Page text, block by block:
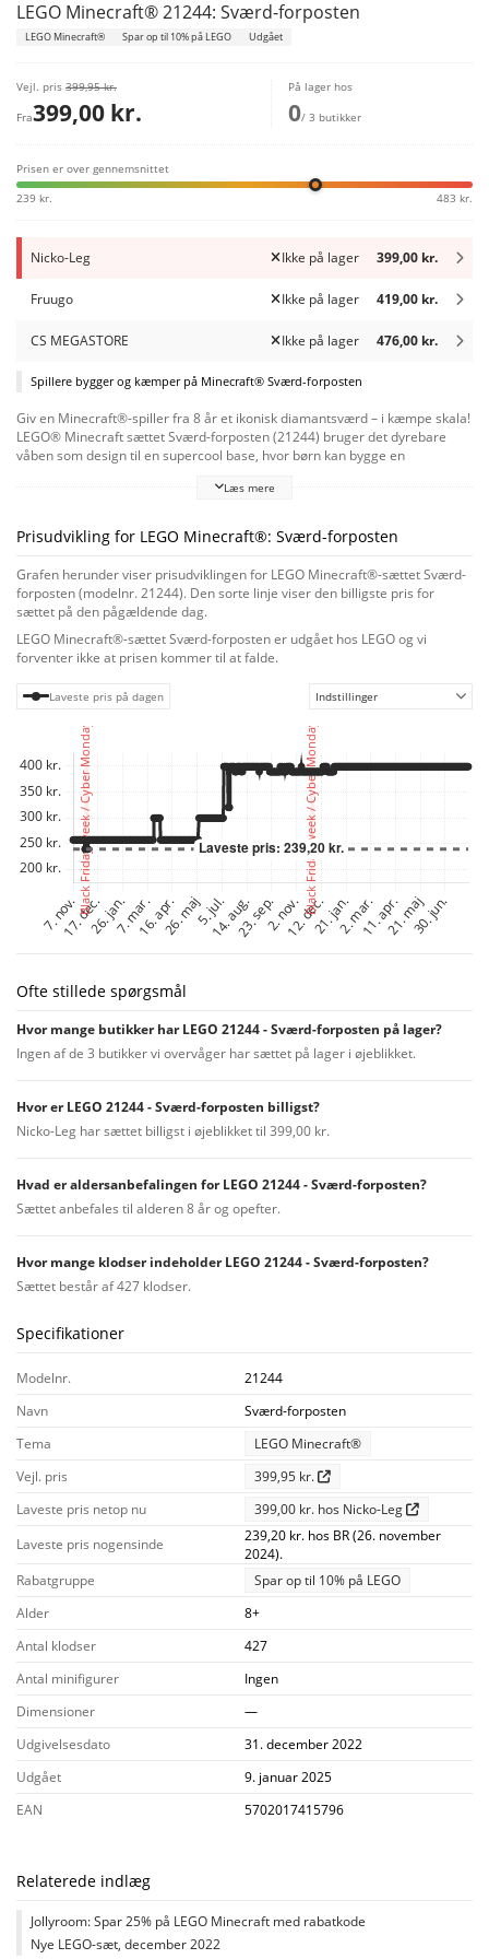
LEGO Minecraft® 21244: Sværd-forposten
LEGO Minecraft® Spar op til 10% på LEGO Udgået
Vejl. pris 399,95 kr.
Fra399,00 kr.
På lager hos
0/ 3 butikker
Prisen er over gennemsnittet
239 kr. 483 kr.
Nicko-Leg Ikke på lager 399,00 kr.
Fruugo Ikke på lager 419,00 kr.
CS MEGASTORE Ikke på lager 476,00 kr.
Spillere bygger og kæmper på Minecraft® Sværd-forposten
Giv en Minecraft®-spiller fra 8 år et ikonisk diamantsværd – i kæmpe skala!
LEGO® Minecraft sættet Sværd-forposten (21244) bruger det dyrebare
våben som design til en supercool base, hvor børn kan bygge en
forsvare den mod angreb fra fjendtlige mobs. Basen indeholder et bord, en
småkage og en jukeboks, hvor de kan "afspille" en plade. Udenfor står en
skildvagt og en vogterkriger vagt. Der er ekstra ildkraft i 2 skydere, som er
placeret foran på basen. De fjendtlige mobs er en Creeper™ og et skelet.
Venligtsindede mobs er en gris og en allay med folievinger. Et håndtag
nederst på tårnet udløser en eksplosion, der får en del af konstruktionen til
at falde sammen. Som ekstra digitalt sjov indeholder LEGO Builder appen
intuitive zoom- og drejeværktøjer, så børn kan visualisere deres model,
Læs mere
Prisudvikling for LEGO Minecraft®: Sværd-forposten
Grafen herunder viser prisudviklingen for LEGO Minecraft®-sættet Sværd-
forposten (modelnr. 21244). Den sorte linje viser den billigste pris for
sættet på den pågældende dag.
LEGO Minecraft®-sættet Sværd-forposten er udgået hos LEGO og vi
forventer ikke at prisen kommer til at falde.
Laveste pris på dagen Indstillinger
Ofte stillede spørgsmål
Hvor mange butikker har LEGO 21244 - Sværd-forposten på lager?
Ingen af de 3 butikker vi overvåger har sættet på lager i øjeblikket.
Hvor er LEGO 21244 - Sværd-forposten billigst?
Nicko-Leg har sættet billigst i øjeblikket til 399,00 kr.
Hvad er aldersanbefalingen for LEGO 21244 - Sværd-forposten?
Sættet anbefales til alderen 8 år og opefter.
Hvor mange klodser indeholder LEGO 21244 - Sværd-forposten?
Sættet består af 427 klodser.
Specifikationer
Modelnr.
21244
Navn
Sværd-forposten
Tema
LEGO Minecraft®
Vejl. pris
399,95 kr.
Laveste pris netop nu
399,00 kr. hos Nicko-Leg
Laveste pris nogensinde
239,20 kr. hos BR (26. november
2024).
Rabatgruppe
Spar op til 10% på LEGO
Alder
8+
Antal klodser
427
Antal minifigurer
Ingen
Dimensioner
—
Udgivelsesdato
31. december 2022
Udgået
9. januar 2025
EAN
5702017415796
Relaterede indlæg
Jollyroom: Spar 25% på LEGO Minecraft med rabatkode
Nye LEGO-sæt, december 2022